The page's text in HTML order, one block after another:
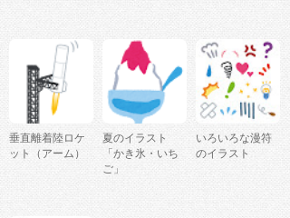
垂直離着陸ロケ
ット（アーム）
夏のイラスト
「かき氷・いち
ご」
いろいろな漫符
のイラスト